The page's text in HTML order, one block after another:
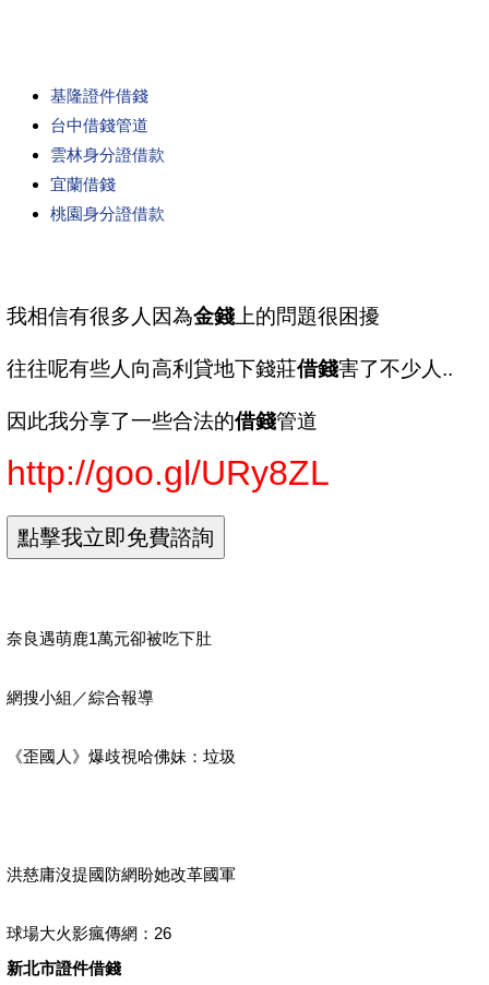
基隆證件借錢
台中借錢管道
雲林身分證借款
宜蘭借錢
桃園身分證借款
我相信有很多人因為金錢 上的問題很困擾
往往呢有些人向高利貸地下錢莊借錢害了不少人..
因此我分享了一些合法的借錢管道
http://goo.gl/URy8ZL
奈良遇萌鹿1萬元卻被吃下肚
網搜小組／綜合報導
《歪國人》爆歧視哈佛妹：垃圾
洪慈庸沒提國防網盼她改革國軍
球場大火影瘋傳網：26
新北市證件借錢